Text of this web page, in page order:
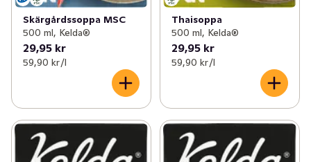
Skärgårdssoppa MSC
500 ml, Kelda®
29,95 kr
59,90 kr /l
Thaisoppa
500 ml, Kelda®
29,95 kr
59,90 kr /l